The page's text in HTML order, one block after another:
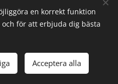
en korrekt funktion
för att erbjuda dig bästa
Acceptera alla